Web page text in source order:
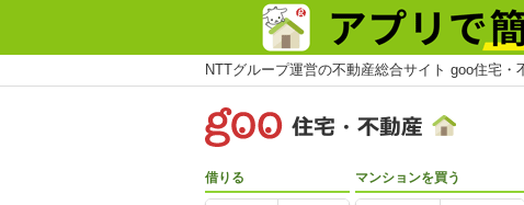
NTTグループ運営の不動産総合サイト goo住宅・
借りる マンションを買う